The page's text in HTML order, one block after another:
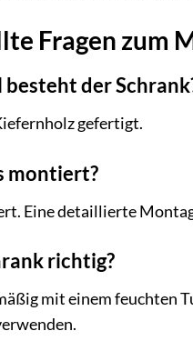
Fragen zum
der
gefertigt.
montiert?
Eine detaillierte
richtig?
mit einem feuchten